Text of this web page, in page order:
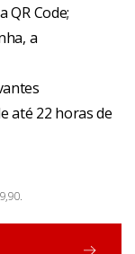
QR Code;
a
até 22 horas de